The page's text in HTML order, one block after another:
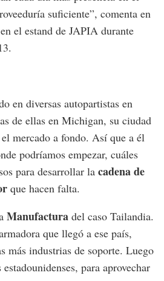
suficiente”, comenta en
el estand de JAPIA durante
en diversas autopartistas en
de ellas en Michigan, su ciudad
mercado a fondo. Así que a él
podríamos empezar, cuáles
para desarrollar la cadena de
que hacen falta.
Manufactura del caso Tailandia.
que llegó a ese país,
más industrias de soporte. Luego
para aprovechar